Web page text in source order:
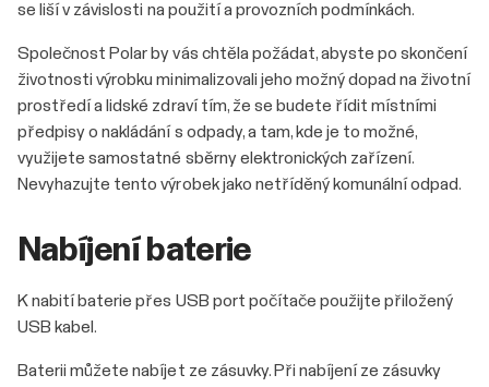
se liší v závislosti na použití a provozních podmínkách.
Společnost Polar by vás chtěla požádat, abyste po skončení
životnosti výrobku minimalizovali jeho možný dopad na životní
prostředí a lidské zdraví tím, že se budete řídit místními
předpisy o nakládání s odpady, a tam, kde je to možné,
využijete samostatné sběrny elektronických zařízení.
Nevyhazujte tento výrobek jako netříděný komunální odpad.
Nabíjení baterie
K nabití baterie přes USB port počítače použijte přiložený
USB kabel.
Baterii můžete nabíjet ze zásuvky. Při nabíjení ze zásuvky